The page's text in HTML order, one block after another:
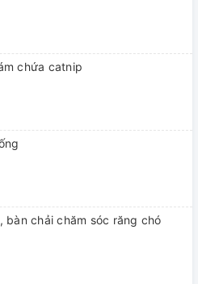
chứa catnip
bàn chải chăm sóc răng chó